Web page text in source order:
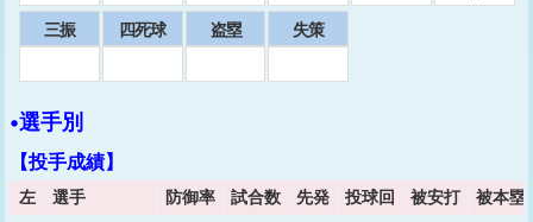
三振
四死球 盗塁 失策
•選手別
【投手成績】
左 選手 防御率 試合数 先発 投球回 被安打 被本塁